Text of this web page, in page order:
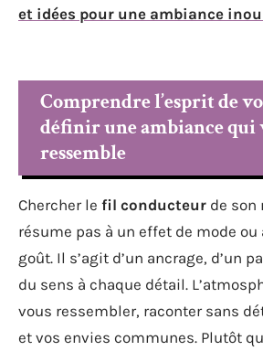
et idées pour une ambiance
Comprendre l’esprit de
définir une ambiance qui
ressemble
Chercher le fil conducteur de son
résume pas à un effet de mode ou
goût. Il s’agit d’un ancrage, d’un
du sens à chaque détail.
vous ressembler, raconter sans
et vos envies communes. Plutôt